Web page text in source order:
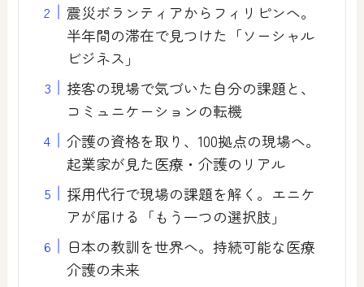
震災ボランティアからフィリピンへ。
半年間の滞在で見つけた「ソーシャル
ビジネス」
接客の現場で気づいた自分の課題と、
コミュニケーションの転機
介護の資格を取り、100拠点の現場へ。
起業家が見た医療・介護のリアル
採用代行で現場の課題を解く。エニケ
アが届ける「もう一つの選択肢」
日本の教訓を世界へ。持続可能な医療
介護の未来